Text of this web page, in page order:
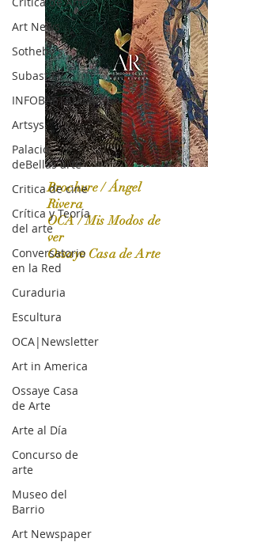
Art News
Sotheby's
Subasta
INFOBAE|AMERICA
Artsys
Palacio
deBellas arte
Critica de cine
Crítica y Teoría
del arte
Conversatorio
en la Red
Curaduria
Escultura
OCA|Newsletter
Art in America
Ossaye Casa
de Arte
Arte al Día
Concurso de
arte
Museo del
Barrio
Art Newspaper
OCA|News 31 / Marzo-Abril / 2024
Brochure / Ángel
Rivera
OCA / Mis Modos de
ver
Ossaye Casa de Arte